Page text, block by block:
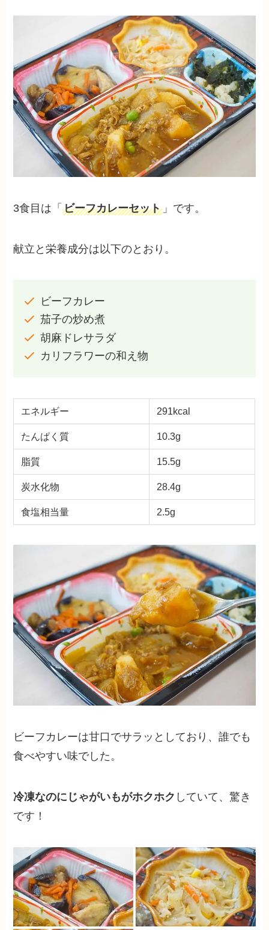
3食目は「ビーフカレーセット 」です。
献立と栄養成分は以下のとおり。
ビーフカレー
茄子の炒め煮
胡麻ドレサラダ
カリフラワーの和え物
エネルギー 291kcal
たんぱく質 10.3g
脂質 15.5g
炭水化物 28.4g
食塩相当量 2.5g
ビーフカレーは甘口でサラッとしており、誰でも
食べやすい味でした。
冷凍なのにじゃがいもがホクホク していて、驚き
です！